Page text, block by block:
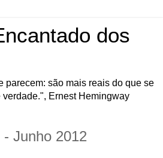
dos
parecem: são mais reais do que se
Ernest Hemingway
Junho 2012